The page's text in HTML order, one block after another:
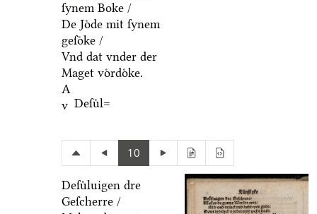
ſynem Boke /
De Joͤde mit ſynem
geſoͤke /
Vnd dat vnder der
Maget voͤrdoͤke.
A
v Deſuͤl=
10
Deſuͤluigen dre
Geſcherre /